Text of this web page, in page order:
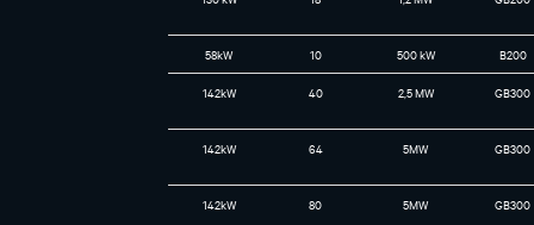
58kW 10 500 kW B200
142kW 40 2,5 MW GB300
142kW 64 5MW GB300
142kW 80 5MW GB300